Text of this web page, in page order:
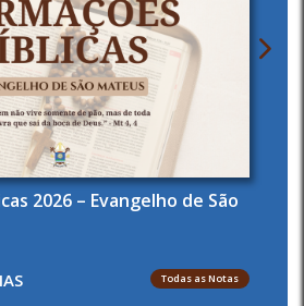
2026 – Evangelho de São
Todas as Notas